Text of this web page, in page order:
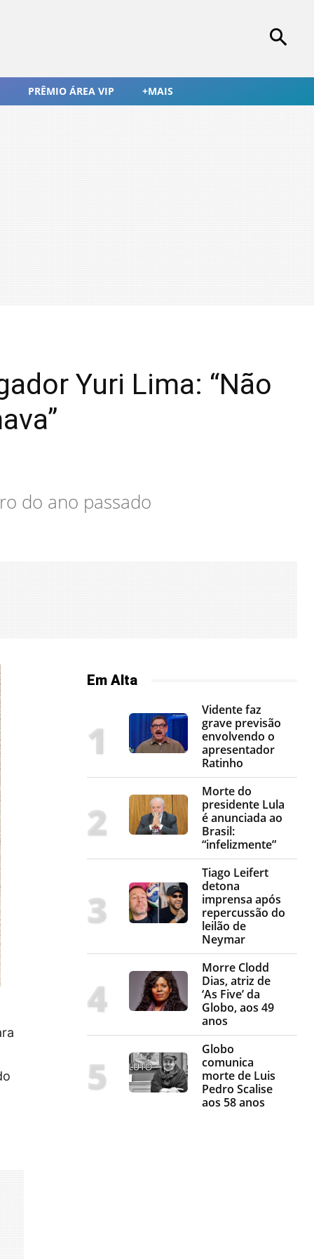
PRÊMIO ÁREA VIP +MAIS
Yuri Lima: “Não
do ano passado
Em Alta
Vidente faz
grave previsão
envolvendo o
apresentador
Ratinho
Morte do
presidente Lula
é anunciada ao
Brasil:
“infelizmente”
Tiago Leifert
detona
imprensa após
repercussão do
leilão de
Neymar
Morre Clodd
Dias, atriz de
‘As Five’ da
Globo, aos 49
anos
Globo
comunica
morte de Luis
Pedro Scalise
aos 58 anos